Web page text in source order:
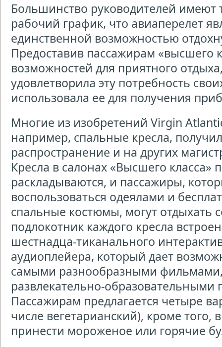
Большинство руководителей
рабочий график, что авиаперелет
единственной возможностью
Предоставив пассажирам «высшего
возможностей для приятного
удовлетворила эту потребность
использовала ее для получения
Многие из изобретений Virgin
например, спальные кресла,
распространение и на других
Кресла в салонах «Высшего класса»
раскладываются, и пассажиры,
воспользоваться одеялами и
спальные костюмы, могут отдыхать
подлокотник каждого кресла
шестнадца-тиканального
аудиоплейера, который дает
самыми разнообразными
развлекательно-
Пассажирам предлагается четыре
числе вегетарианский), кроме
принести мороженое или горячие